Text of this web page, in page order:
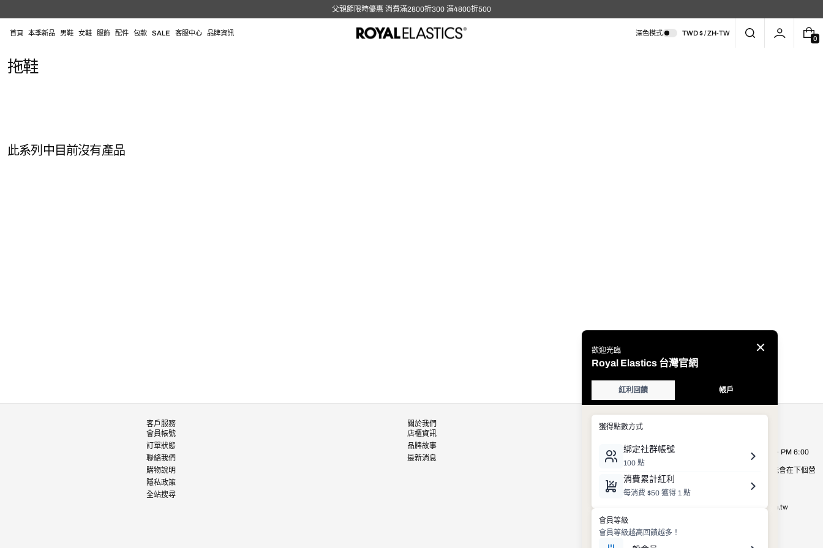
父親節限時優惠 消費滿2800折300 滿4800折500
首頁 本季新品 男鞋 女鞋 服飾 配件 包款 SALE 客服中心 品牌資訊 深色模式 TWD $ / ZH-TW
0
0
系
拖鞋
此系列中目前沒有產品
客戶服務
會員帳號
訂單狀態
聯絡我們
購物說明
隱私政策
全站搜尋
關於我們
店櫃資訊
品牌故事
最新消息
營業時間：週一至週五 AM 9:00 ~ PM 6:00
營業時間以外的客服詢問，有可能會在下個營
業日才進行處理，敬請見諒。
E-mail：
shop_service@royalelastics.com.tw